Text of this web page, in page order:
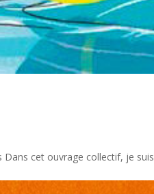
cet ouvrage collectif, je suis